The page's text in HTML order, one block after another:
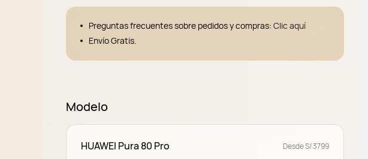
Preguntas frecuentes sobre pedidos y compras: Clic aquí
Envío Gratis.
Modelo
HUAWEI Pura 80 Pro Desde S/ 3799